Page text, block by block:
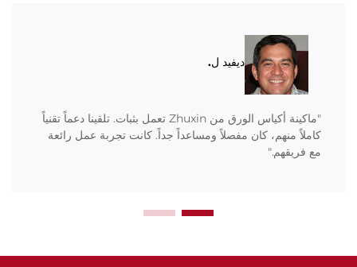
ديفيد ل.
"ماكينة أكياس الورق من Zhuxin تعمل بثبات. تلقينا دعماً تقنياً
كاملاً منهم، كان مفصلاً ومساعداً جداً. كانت تجربة عمل رائعة
مع فريقهم."